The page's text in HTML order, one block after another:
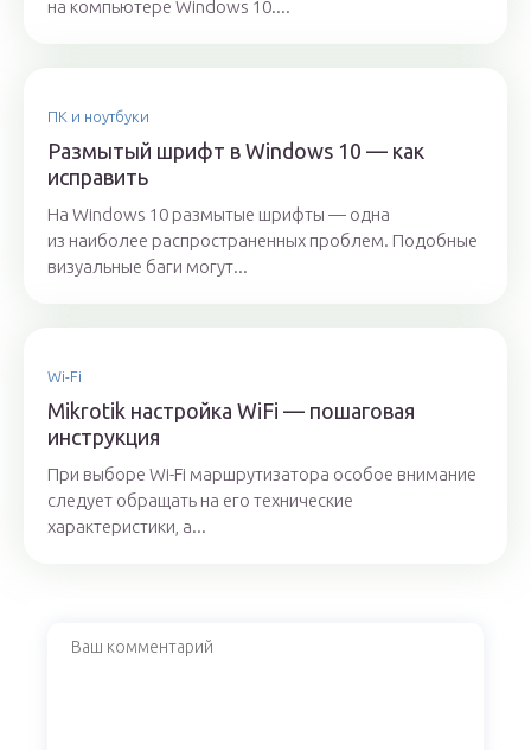
на компьютере Windows 10....
ПК и ноутбуки
Размытый шрифт в Windows 10 — как
исправить
На Windows 10 размытые шрифты — одна
из наиболее распространенных проблем. Подобные
визуальные баги могут...
Wi-Fi
Mikrotik настройка WiFi — пошаговая
инструкция
При выборе Wi-Fi маршрутизатора особое внимание
следует обращать на его технические
характеристики, а...